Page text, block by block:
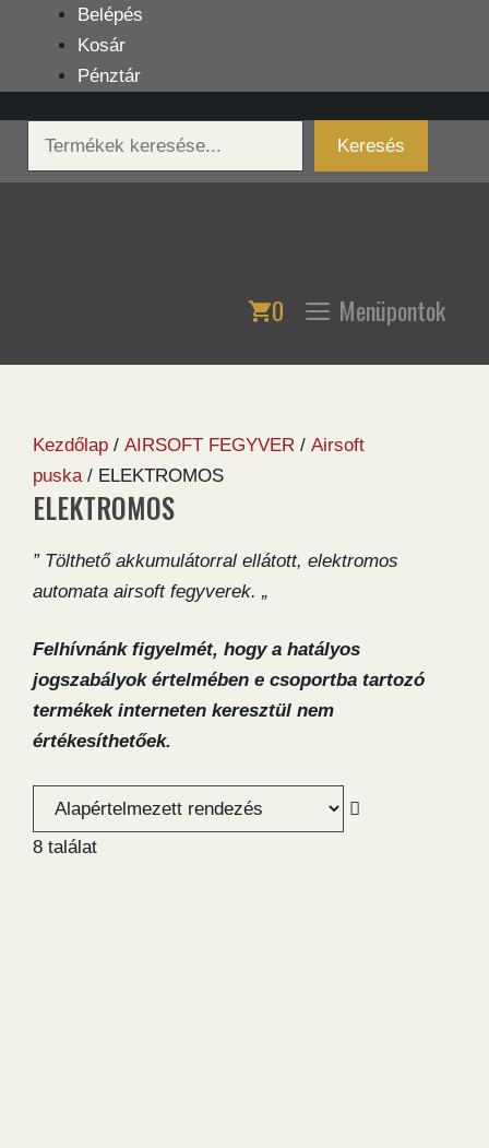
tartalomba
Belépés
Kosár
Pénztár
Keresés
Keresés
0 Menüpontok
Kezdőlap / AIRSOFT FEGYVER / Airsoft
puska / ELEKTROMOS
ELEKTROMOS
” Tölthető akkumulátorral ellátott, elektromos
automata airsoft fegyverek. „
Felhívnánk figyelmét, hogy a hatályos
jogszabályok értelmében e csoportba tartozó
termékek interneten keresztül nem
értékesíthetőek.
8 találat